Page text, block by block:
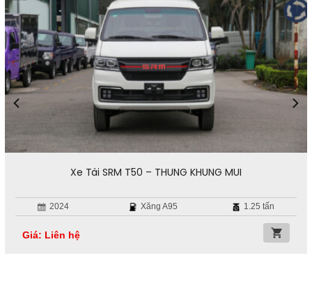
Xe Tải SRM T50 – THÙNG KHUNG MUI
2024 Xăng A95 1.25 tấn
Giá: Liên hệ